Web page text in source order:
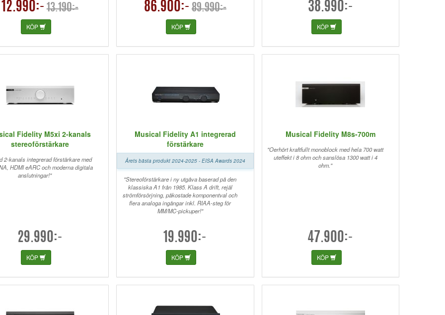
och frågan är om det behövs
M5 eller M6 vid nästa uppgradering av
12.990:- 13.190:-
KÖP
86.900:- 89.990:-
KÖP
38.990:-
KÖP
Fidelity M5xi 2-kanals
stereoförstärkare
2-kanals integrerad förstärkare med
HDMI eARC och moderna digitala
anslutningar!"
29.990:-
KÖP
Musical Fidelity A1 integrerad
förstärkare
Årets bästa produkt 2024-2025 - EISA Awards 2024
"Stereoförstärkare i ny utgåva baserad på den
klassiska A1 från 1985. Klass A drift, rejäl
strömförsörjning, påkostade komponentval och
flera analoga ingångar inkl. RIAA-steg för
MM/MC-pickuper!"
19.990:-
KÖP
Musical Fidelity M8s-700m
"Oerhört kraftfullt monoblock med hela 700 watt
uteffekt i 8 ohm och sanslösa 1300 watt i 4
ohm."
47.900:-
KÖP